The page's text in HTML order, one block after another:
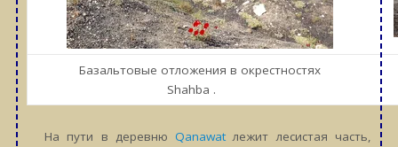
Базальтовые отложения в окрестностях
Shahba .
На пути в деревнюQanawat лежит лесистая часть,